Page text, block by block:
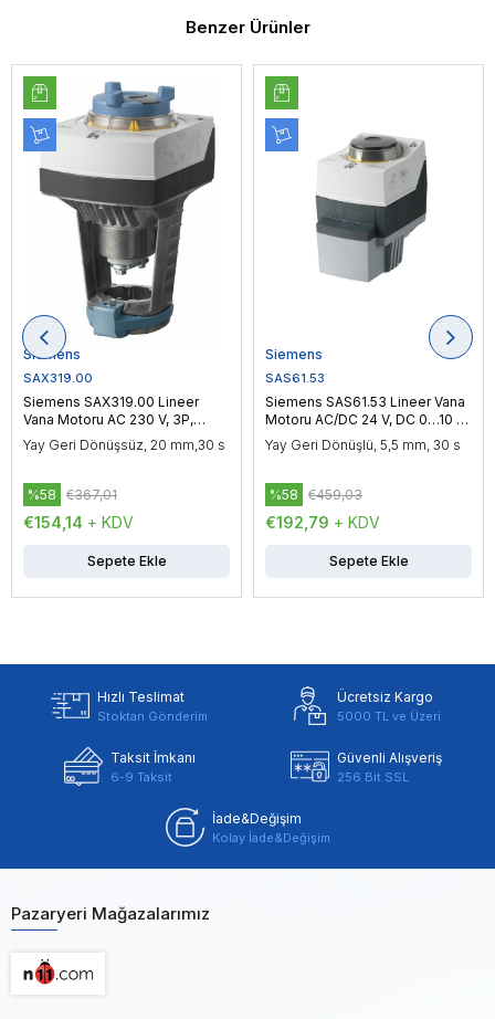
Benzer Ürünler
Siemens
SAX319.00
Siemens SAX319.00 Lineer
Vana Motoru AC 230 V, 3P,
Yüzer Kontrol, 800 N
Yay Geri Dönüşsüz, 20 mm,30 s
€154,14 + KDV
%58 €367,01
Sepete Ekle
Siemens
SAS61.53
Siemens SAS61.53 Lineer Vana
Motoru AC/DC 24 V, DC 0…10 V
/ DC 4…20 mA, Oransal Kontrol,
400 N
Yay Geri Dönüşlü, 5,5 mm, 30 s
€192,79 + KDV
%58 €459,03
Sepete Ekle
Hızlı Teslimat
Stoktan Gönderim
Ücretsiz Kargo
5000 TL ve Üzeri
Taksit İmkanı
6-9 Taksit
Güvenli Alışveriş
256 Bit SSL
İade&Değişim
Kolay İade&Değişim
Pazaryeri Mağazalarımız